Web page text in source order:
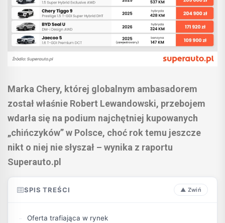
Marka Chery, której globalnym ambasadorem
został właśnie Robert Lewandowski, przebojem
wdarła się na podium najchętniej kupowanych
„chińczyków” w Polsce, choć rok temu jeszcze
nikt o niej nie słyszał – wynika z raportu
Superauto.pl
SPIS TREŚCI
Oferta trafiająca w rynek